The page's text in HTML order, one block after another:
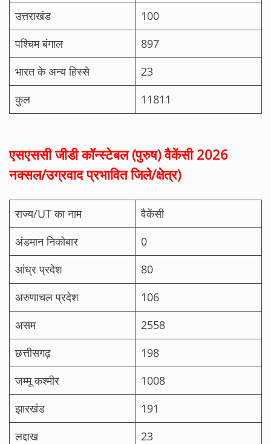
उत्तराखंड
100
पश्चिम बंगाल
897
भारत के अन्य हिस्से
23
कुल
11811
एसएससी जीडी कॉन्स्टेबल (पुरुष) वैकेंसी 2026
नक्सल/उग्रवाद प्रभावित जिले/क्षेत्र)
राज्य/UT का नाम
वैकेंसी
अंडमान निकोबार
0
आंध्र प्रदेश
80
अरुणाचल प्रदेश
106
असम
2558
छत्तीसगढ़
198
जम्मू कश्मीर
1008
झारखंड
191
लद्दाख
23